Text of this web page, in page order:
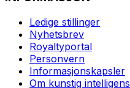
Ledige stillinger
Nyhetsbrev
Royaltyportal
Personvern
Informasjonskapsler
Om kunstig intelligens